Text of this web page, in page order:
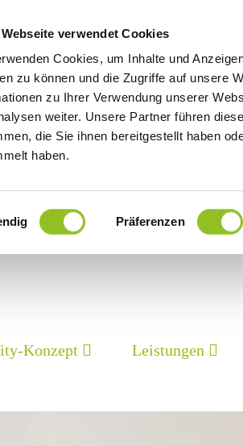
verwendet Cookies
Cookies, um Inhalte und
zu können und die Zugriffe auf unsere
zu Ihrer Verwendung unserer
weiter. Unsere Partner führen
die Sie ihnen bereitgestellt haben
haben.
Präferenzen
Konzept Leistungen